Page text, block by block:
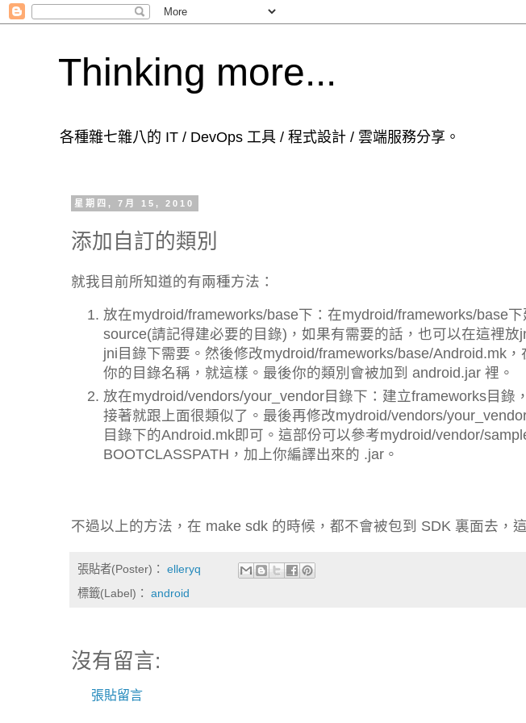
Thinking more...
各種雜七雜八的 IT / DevOps 工具 / 程式設計 / 雲端服務分享。
星期四, 7月 15, 2010
添加自訂的類別
就我目前所知道的有兩種方法：
放在mydroid/frameworks/base下：在mydroid/frameworks/base
source(請記得建必要的目錄)，如果有需要的話，也可以在這裡
jni目錄下需要。然後修改mydroid/frameworks/base/Android.mk
你的目錄名稱，就這樣。最後你的類別會被加到 android.jar 裡。
放在mydroid/vendors/your_vendor目錄下：建立frameworks目錄
接著就跟上面很類似了。最後再修改mydroid/vendors/
目錄下的Android.mk即可。這部份可以參考mydroid/vendor/
BOOTCLASSPATH，加上你編譯出來的 .jar。
不過以上的方法，在 make sdk 的時候，都不會被包到 SDK 裏面去，
張貼者(Poster)： elleryq
標籤(Label)： android
沒有留言:
張貼留言